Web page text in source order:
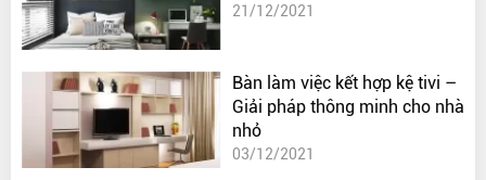
21/12/2021
Bàn làm việc kết hợp kệ tivi –
Giải pháp thông minh cho nhà
nhỏ
03/12/2021